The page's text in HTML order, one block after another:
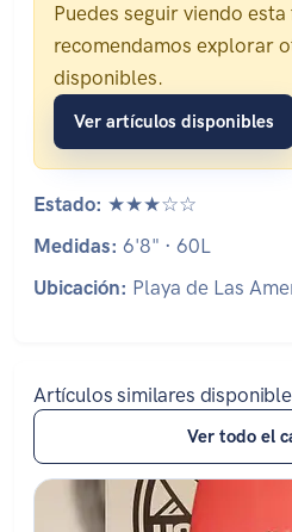
Puedes seguir viendo
recomendamos explorar
disponibles.
Ver artículos disponibles
Estado: ★★★☆☆
Medidas: 6'8" · 60L
Ubicación: Playa de Las
Artículos similares
Ver todo el
Estado: ★★★★☆